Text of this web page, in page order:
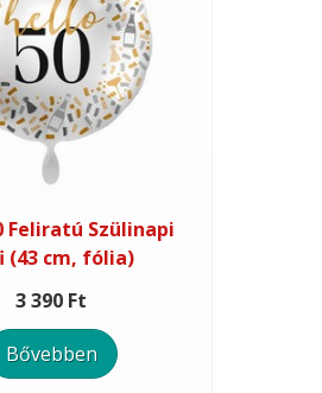
Feliratú Szülinapi
(43 cm, fólia)
3 390 Ft
Bővebben